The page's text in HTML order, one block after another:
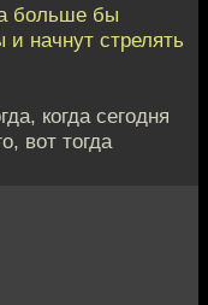
больше бы
и начнут стрелять
когда сегодня
вот тогда